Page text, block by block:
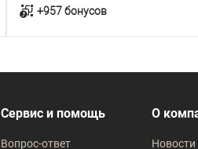
+957 бонусов
В корзину
В наличии
Сервис и помощь
Вопрос-ответ
О
Новости